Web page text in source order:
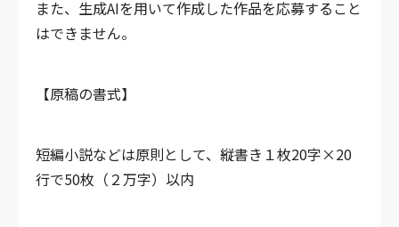
また、生成AIを用いて作成した作品を応募すること
はできません。
【原稿の書式】
短編小説などは原則として、縦書き１枚20字×20
行で50枚（２万字）以内